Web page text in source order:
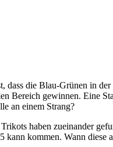
dass die Blau-Grünen in
Bereich gewinnen. Eine
an einem Strang?
haben zueinander
kommen. Wann diese